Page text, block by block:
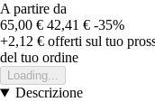
A partire da
65,00 € 42,41 € -35%
+2,12 € offerti sul tuo
del tuo ordine
Loading...
Descrizione